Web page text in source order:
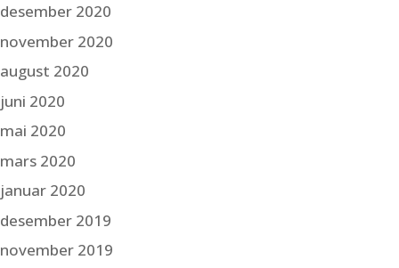
desember 2020
november 2020
august 2020
juni 2020
mai 2020
mars 2020
januar 2020
desember 2019
november 2019